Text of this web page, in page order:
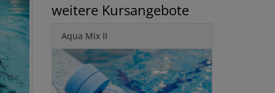
weitere Kursangebote
Aqua Mix II